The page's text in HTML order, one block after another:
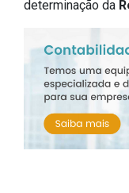
determinação da